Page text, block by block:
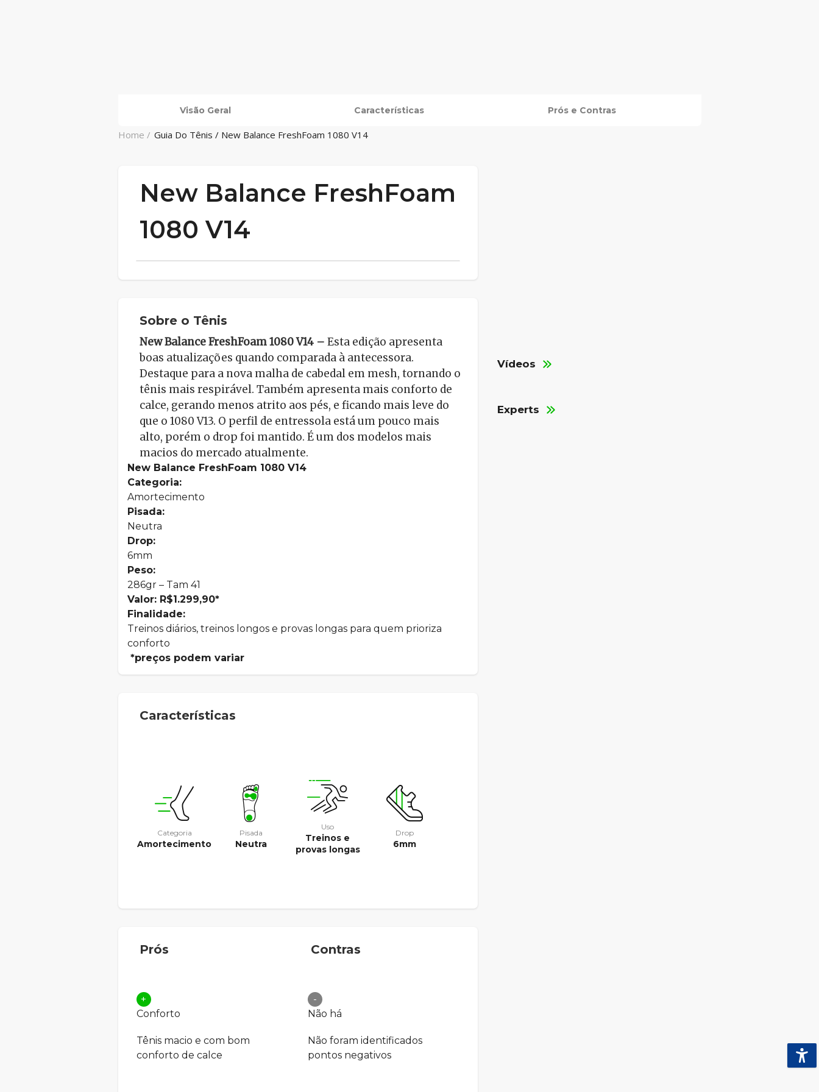
Visão Geral Características Prós e Contras
Home / Guia Do Tênis / New Balance FreshFoam 1080 V14
New Balance FreshFoam
1080 V14
Sobre o Tênis
New Balance FreshFoam 1080 V14 – Esta edição apresenta
boas atualizações quando comparada à antecessora.
Destaque para a nova malha de cabedal em mesh, tornando o
tênis mais respirável. Também apresenta mais conforto de
calce, gerando menos atrito aos pés, e ficando mais leve do
que o 1080 V13. O perfil de entressola está um pouco mais
alto, porém o drop foi mantido. É um dos modelos mais
macios do mercado atualmente.
New Balance FreshFoam 1080 V14
Categoria:
Amortecimento
Pisada:
Neutra
Drop:
6mm
Peso:
286gr – Tam 41
Valor: R$1.299,90*
Finalidade:
Treinos diários, treinos longos e provas longas para quem prioriza
conforto
*preços podem variar
Características
Categoria
Amortecimento
Pisada
Neutra
Uso
Treinos e
provas longas
Drop
6mm
Prós
+
Conforto
Tênis macio e com bom
conforto de calce
Contras
-
Não há
Não foram identificados
pontos negativos
Vídeos
Experts